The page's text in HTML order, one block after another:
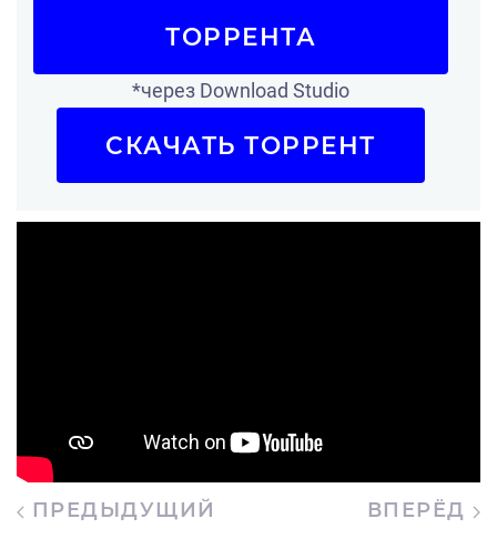
ТОРРЕНТА
*через Download Studio
СКАЧАТЬ ТОРРЕНТ
ПРЕДЫДУЩИЙ ВПЕРЁД